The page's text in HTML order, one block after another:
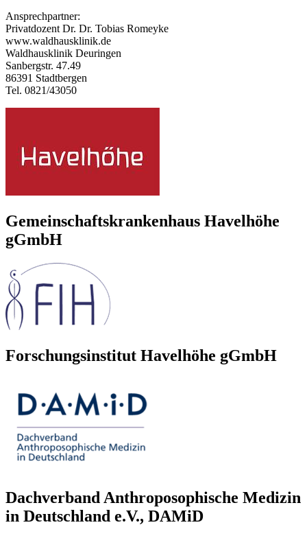
Ansprechpartner:
Privatdozent Dr. Dr. Tobias Romeyke
www.waldhausklinik.de
Waldhausklinik Deuringen
Sanbergstr. 47.49
86391 Stadtbergen
Tel. 0821/43050
Gemeinschaftskrankenhaus Havelhöhe
gGmbH
Forschungsinstitut Havelhöhe gGmbH
Dachverband Anthroposophische Medizin
in Deutschland e.V., DAMiD